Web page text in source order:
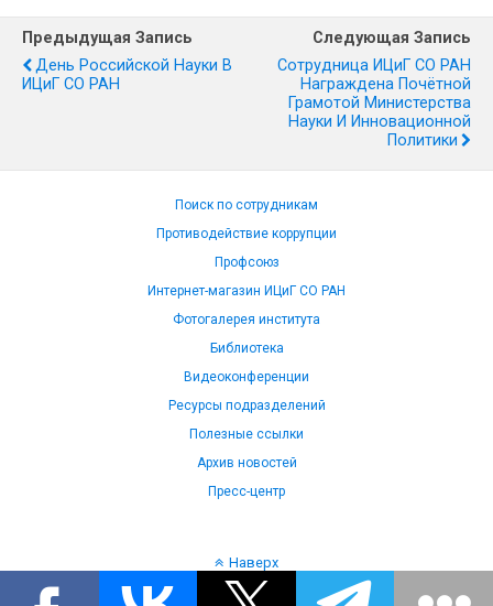
Предыдущая Запись
День Российской Науки В
ИЦиГ СО РАН
Следующая Запись
Сотрудница ИЦиГ СО РАН
Награждена Почётной
Грамотой Министерства
Науки И Инновационной
Политики
Поиск по сотрудникам
Противодействие коррупции
Профсоюз
Интернет-магазин ИЦиГ СО РАН
Фотогалерея института
Библиотека
Видеоконференции
Ресурсы подразделений
Полезные ссылки
Архив новостей
Пресс-центр
Наверх